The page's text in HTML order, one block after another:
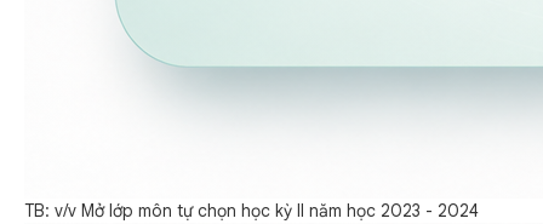
TB: v/v Mở lớp môn tự chọn học kỳ II năm học 2023 - 2024